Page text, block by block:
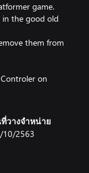
game.
in the good old
them from
on
วางจำหน่าย
10/2563